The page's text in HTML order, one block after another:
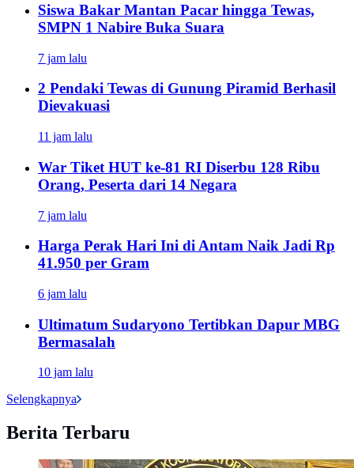
Siswa Bakar Mantan Pacar hingga Tewas,
SMPN 1 Nabire Buka Suara
7 jam lalu
2 Pendaki Tewas di Gunung Piramid Berhasil
Dievakuasi
11 jam lalu
War Tiket HUT ke-81 RI Diserbu 128 Ribu
Orang, Peserta dari 14 Negara
7 jam lalu
Harga Perak Hari Ini di Antam Naik Jadi Rp
41.950 per Gram
6 jam lalu
Ultimatum Sudaryono Tertibkan Dapur MBG
Bermasalah
10 jam lalu
Selengkapnya
Berita Terbaru